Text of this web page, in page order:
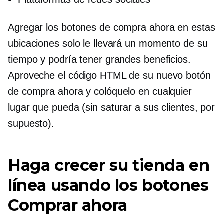
Agregar los botones de compra ahora en estas
ubicaciones solo le llevará un momento de su
tiempo y podría tener grandes beneficios.
Aproveche el código HTML de su nuevo botón
de compra ahora y colóquelo en cualquier
lugar que pueda (sin saturar a sus clientes, por
supuesto).
Haga crecer su tienda en
línea usando los botones
Comprar ahora